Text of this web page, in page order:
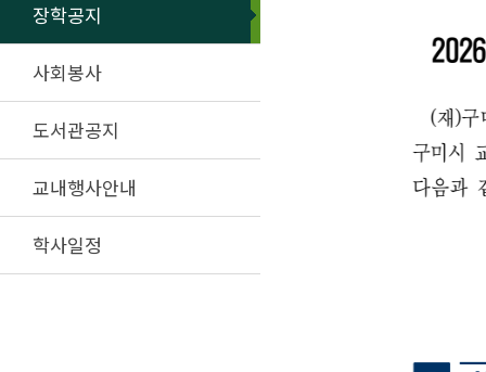
장학공지
사회봉사
도서관공지
교내행사안내
학사일정